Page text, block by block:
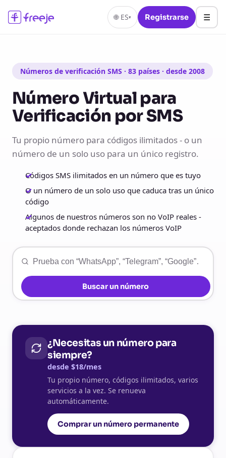
🌐 ES▾ Registrarse ☰
Números de verificación SMS · 83 países · desde 2008
Número Virtual para
Verificación por SMS
Tu propio número para códigos ilimitados - o un
número de un solo uso para un único registro.
Códigos SMS ilimitados en un número que es tuyo
O un número de un solo uso que caduca tras un único
código
Algunos de nuestros números son no VoIP reales -
aceptados donde rechazan los números VoIP
Buscar un número
¿Necesitas un número para
siempre?
desde $18/mes
Tu propio número, códigos ilimitados, varios
servicios a la vez. Se renueva
automáticamente.
Comprar un número permanente